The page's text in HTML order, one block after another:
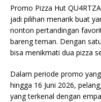
Promo Pizza Hut
jadi pilihan menarik buat
nonton pertandingan
bareng teman. Dengan
bisa menikmati dua pizza
Dalam periode promo
hingga 16 Juni 2026,
yang terkenal dengan